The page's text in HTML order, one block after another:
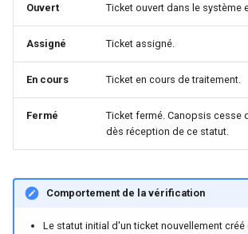
Ouvert Ticket ouvert dans le système
Assigné Ticket assigné.
En cours Ticket en cours de traitement.
Fermé
Ticket fermé. Canopsis cesse
dès réception de ce statut.
Comportement de la vérification
Le statut initial d'un ticket nouvellement créé